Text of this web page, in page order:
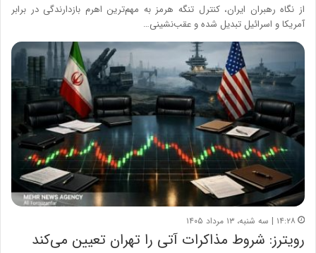
از نگاه رهبران ایران، کنترل تنگه هرمز به مهم‌ترین اهرم بازدارندگی در برابر
آمریکا و اسرائیل تبدیل شده و عقب‌نشینی…
۱۴:۲۸ | سه شنبه، ۱۳ مرداد ۱۴۰۵
رویترز: شروط مذاکرات آتی را تهران تعیین می‌کند